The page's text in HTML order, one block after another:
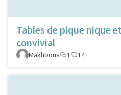
Tables de pique nique
convivial
Makhbous 1 14